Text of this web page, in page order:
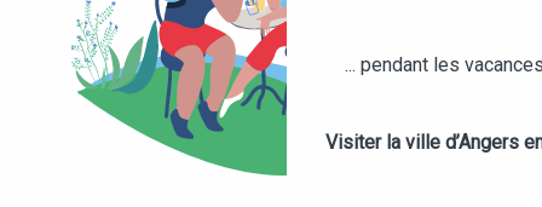
... pendant les
Visiter la ville d’Angers